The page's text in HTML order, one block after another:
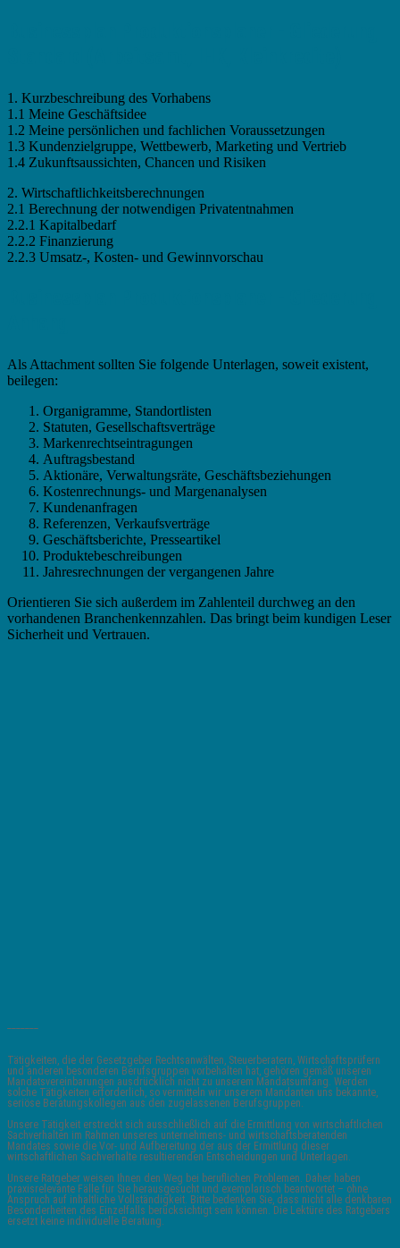
1. Kurzbeschreibung des Vorhabens
1.1 Meine Geschäftsidee
1.2 Meine persönlichen und fachlichen Voraussetzungen
1.3 Kundenzielgruppe, Wettbewerb, Marketing und Vertrieb
1.4 Zukunftsaussichten, Chancen und Risiken
2. Wirtschaftlichkeitsberechnungen
2.1 Berechnung der notwendigen Privatentnahmen
2.2.1 Kapitalbedarf
2.2.2 Finanzierung
2.2.3 Umsatz-, Kosten- und Gewinnvorschau
Als Attachment sollten Sie folgende Unterlagen, soweit existent,
beilegen:
Organigramme, Standortlisten
Statuten, Gesellschaftsverträge
Markenrechtseintragungen
Auftragsbestand
Aktionäre, Verwaltungsräte, Geschäftsbeziehungen
Kostenrechnungs- und Margenanalysen
Kundenanfragen
Referenzen, Verkaufsverträge
Geschäftsberichte, Presseartikel
Produktebeschreibungen
Jahresrechnungen der vergangenen Jahre
Orientieren Sie sich außerdem im Zahlenteil durchweg an den
vorhandenen Branchenkennzahlen. Das bringt beim kundigen Leser
Sicherheit und Vertrauen.
Tätigkeiten, die der Gesetzgeber Rechtsanwälten, Steuerberatern, Wirtschaftsprüfern
und anderen besonderen Berufsgruppen vorbehalten hat, gehören gemäß unseren
Mandatsvereinbarungen ausdrücklich nicht zu unserem Mandatsumfang. Werden
solche Tätigkeiten erforderlich, so vermitteln wir unserem Mandanten uns bekannte,
seriöse Beratungskollegen aus den zugelassenen Berufsgruppen.
Unsere Tätigkeit erstreckt sich ausschließlich auf die Ermittlung von wirtschaftlichen
Sachverhalten im Rahmen unseres unternehmens- und wirtschaftsberatenden
Mandates sowie die Vor- und Aufbereitung der aus der Ermittlung dieser
wirtschaftlichen Sachverhalte resultierenden Entscheidungen und Unterlagen.
Unsere Ratgeber weisen Ihnen den Weg bei beruflichen Problemen. Daher haben
praxisrelevante Fälle für Sie herausgesucht und exemplarisch beantwortet – ohne
Anspruch auf inhaltliche Vollständigkeit. Bitte bedenken Sie, dass nicht alle denkbaren
Besonderheiten des Einzelfalls berücksichtigt sein können. Die Lektüre des Ratgebers
ersetzt keine individuelle Beratung.